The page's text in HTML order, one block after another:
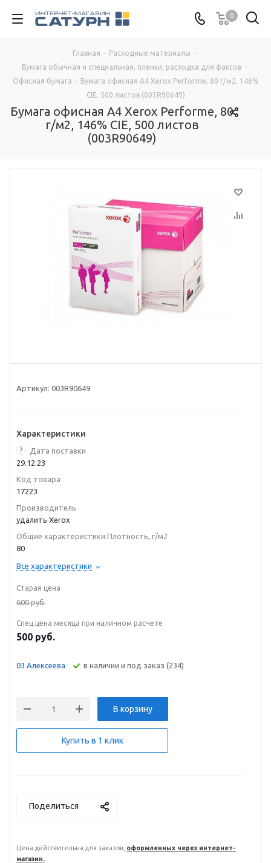
0
Главная - Расходные материалы -
Бумага обычная и специальная, пленки, расходка для факсов -
Офисная бумага - Бумага офисная A4 Xerox Performe, 80 г/м2, 146%
CIE, 500 листов (003R90649)
Бумага офисная A4 Xerox Performe, 80
г/м2, 146% CIE, 500 листов
(003R90649)
Артикул: 003R90649
Характеристики
?
Дата поставки
29.12.23
Код товара
17223
Производитель
удалить Xerox
Общие характеристики.Плотность, г/м2
80
Все характеристики
Старая цена
600руб.
Спец.цена месяца при наличном расчете
500 руб.
03 Алексеева В наличии и под заказ (234)
В корзину
Купить в 1 клик
Поделиться
Цена действительна для заказов, оформленных через интернет-
магазин.